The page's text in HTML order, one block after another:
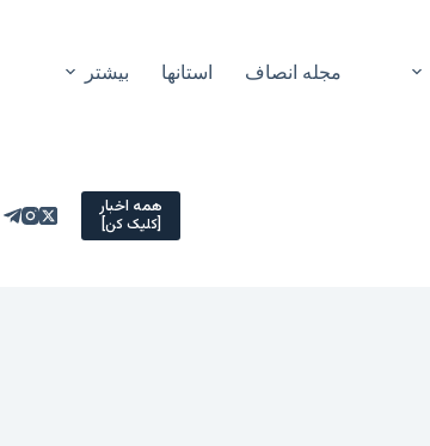
مجله انصاف استانها بیشتر
همه اخبار
[کلیک کن]